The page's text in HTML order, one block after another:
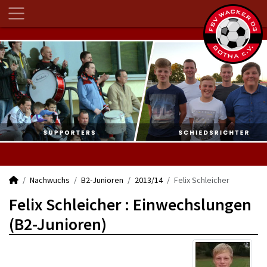
Nachwuchs B2-Junioren 2013/14 Felix Schleicher
Felix Schleicher : Einwechslungen
(B2-Junioren)